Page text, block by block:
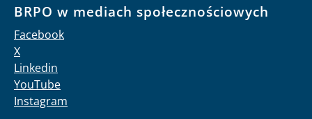
BRPO w mediach społecznościowych
Facebook
X
Linkedin
YouTube
Instagram